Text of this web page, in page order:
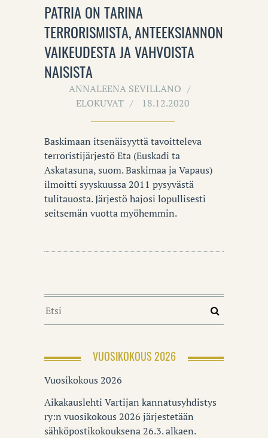
PATRIA ON TARINA
TERRORISMISTA, ANTEEKSIANNON
VAIKEUDESTA JA VAHVOISTA
NAISISTA
ANNALEENA SEVILLANO
ELOKUVAT
18.12.2020
Baskimaan itsenäisyyttä tavoitteleva
terroristijärjestö Eta (Euskadi ta
Askatasuna, suom. Baskimaa ja Vapaus)
ilmoitti syyskuussa 2011 pysyvästä
tulitauosta. Järjestö hajosi lopullisesti
seitsemän vuotta myöhemmin.
VUOSIKOKOUS 2026
Vuosikokous 2026
Aikakauslehti Vartijan kannatusyhdistys
ry:n vuosikokous 2026 järjestetään
sähköpostikokouksena 26.3. alkaen.